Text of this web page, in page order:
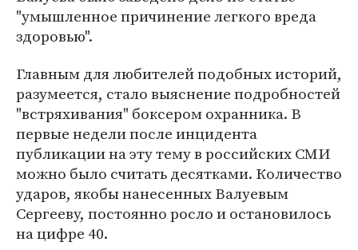
"умышленное причинение легкого вреда
здоровью".
Главным для любителей подобных историй,
разумеется, стало выяснение подробностей
"встряхивания" боксером охранника. В
первые недели после инцидента
публикации на эту тему в российских СМИ
можно было считать десятками. Количество
ударов, якобы нанесенных Валуевым
Сергееву, постоянно росло и остановилось
на цифре 40.